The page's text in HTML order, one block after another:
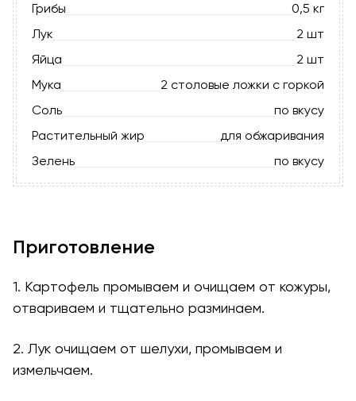
Грибы
0,5 кг
Лук
2 шт
Яйца
2 шт
Мука
2 столовые ложки с горкой
Соль
по вкусу
Растительный жир
для обжаривания
Зелень
по вкусу
Приготовление
1. Картофель промываем и очищаем от кожуры,
отвариваем и тщательно разминаем.
2. Лук очищаем от шелухи, промываем и
измельчаем.